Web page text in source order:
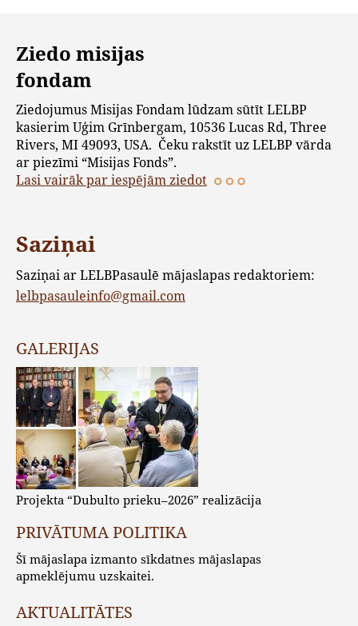
Ziedo misijas
fondam
Ziedojumus Misijas Fondam lūdzam sūtīt LELBP
kasierim Uģim Grīnbergam, 10536 Lucas Rd, Three
Rivers, MI 49093, USA. Čeku rakstīt uz LELBP vārda
ar piezīmi “Misijas Fonds”.
Lasi vairāk par iespējām ziedot
Saziņai
Saziņai ar LELBPasaulē mājaslapas redaktoriem:
lelbpasauleinfo@gmail.com
GALERIJAS
Projekta “Dubulto prieku–2026” realizācija
PRIVĀTUMA POLITIKA
Šī mājaslapa izmanto sīkdatnes mājaslapas
apmeklējumu uzskaitei.
AKTUALITĀTES